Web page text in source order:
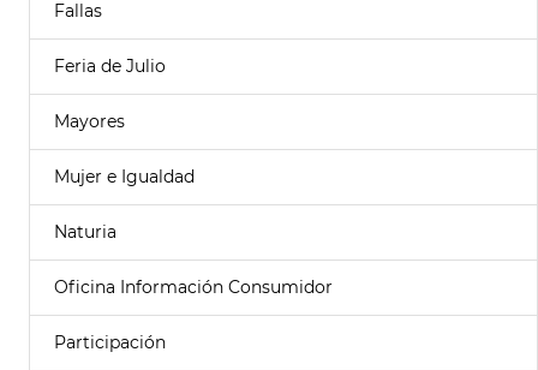
Fallas
Feria de Julio
Mayores
Mujer e Igualdad
Naturia
Oficina Información Consumidor
Participación